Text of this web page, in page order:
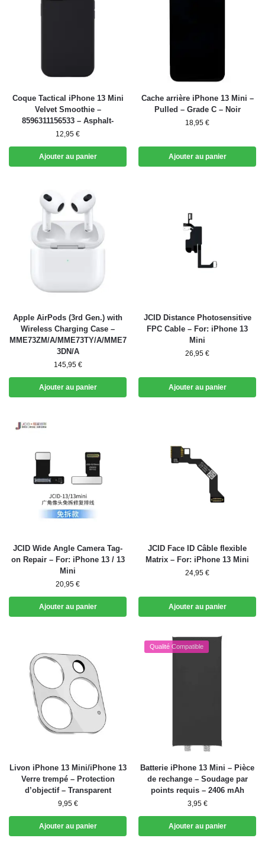
Coque Tactical iPhone 13 Mini
Velvet Smoothie –
8596311156533 – Asphalt-
12,95 €
Ajouter au panier
Cache arrière iPhone 13 Mini –
Pulled – Grade C – Noir
18,95 €
Ajouter au panier
Apple AirPods (3rd Gen.) with
Wireless Charging Case –
MME73ZM/A/MME73TY/A/MME7
3DN/A
145,95 €
Ajouter au panier
JCID Distance Photosensitive
FPC Cable – For: iPhone 13
Mini
26,95 €
Ajouter au panier
JCID Wide Angle Camera Tag-
on Repair – For: iPhone 13 / 13
Mini
20,95 €
Ajouter au panier
JCID Face ID Câble flexible
Matrix – For: iPhone 13 Mini
24,95 €
Ajouter au panier
Livon iPhone 13 Mini/iPhone 13
Verre trempé – Protection
d’objectif – Transparent
9,95 €
Ajouter au panier
Qualité Compatible
Batterie iPhone 13 Mini – Pièce
de rechange – Soudage par
points requis – 2406 mAh
3,95 €
Ajouter au panier